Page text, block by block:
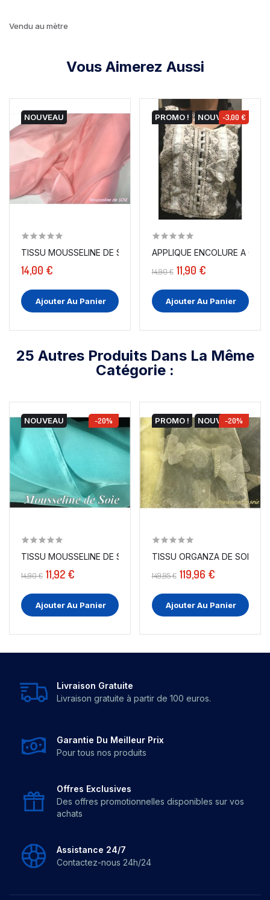
Vendu au mètre
Vous Aimerez Aussi
NOUVEAU
TISSU MOUSSELINE DE SOIE ROSE HAUTE COUTURE AU...
14,00 €
Ajouter Au Panier
PROMO ! NOUVEAU
-3,00 €
APPLIQUE ENCOLURE A
14,90 € 11,90 €
Ajouter Au Panier
25 Autres Produits Dans La Même
Catégorie :
NOUVEAU -20%
TISSU MOUSSELINE DE SOIE TURQUOISE COUTURE AU...
14,90 € 11,92 €
Ajouter Au Panier
PROMO ! NOUVEAU
-20%
149,95 € 119,96 €
Ajouter Au Panier
Livraison Gratuite
Livraison gratuite à partir de 100 euros.
Garantie Du Meilleur Prix
Pour tous nos produits
Offres Exclusives
Des offres promotionnelles disponibles sur vos
achats
Assistance 24/7
Contactez-nous 24h/24